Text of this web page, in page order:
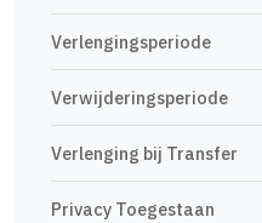
Verlengingsperiode
Verwijderingsperiode
Verlenging bij Transfer
Privacy Toegestaan